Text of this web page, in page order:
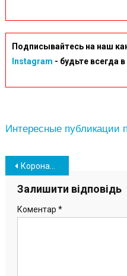
Подписывайтесь на наш
Instagram - будьте всегда
Интересные публикации
Навігація
записів
Коронавирус в Украине: статистика на 23 апреля
Залишити відповідь
Коментар *